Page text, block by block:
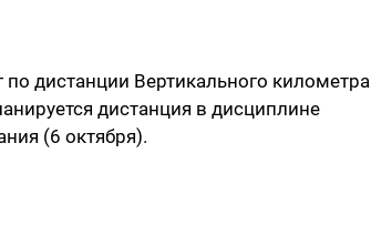
по дистанции Вертикального километра
дистанция в дисциплине
(6 октября).